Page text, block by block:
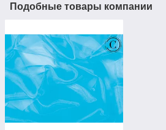
Подобные товары компании